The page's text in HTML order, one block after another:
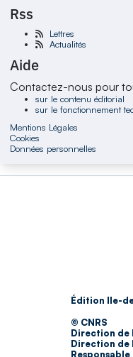
Rss
Lettres
Actualités
Aide
Contactez-nous pour
sur le contenu éditorial
sur le fonctionnement
Mentions Légales
Cookies
Données personnelles
Édition Ile-
© CNRS
Direction de
Direction de